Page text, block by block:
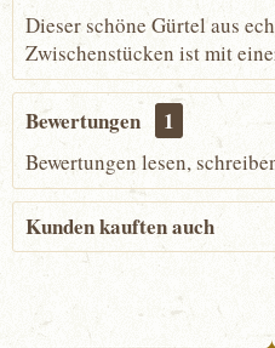
Dieser schöne Gürtel aus
Zwischenstücken ist mit
Bewertungen 1
Bewertungen lesen,
Kunden kauften auch